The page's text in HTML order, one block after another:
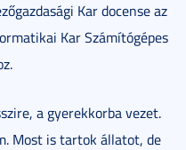
Kar docense az
Kar Számítógépes
a gyerekkorba vezet.
Most is tartok állatot, de